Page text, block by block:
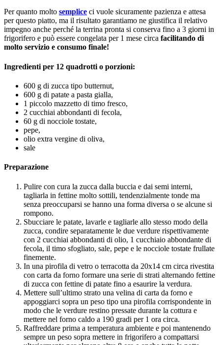
Per quanto molto semplice ci vuole sicuramente pazienza e attesa
per questo piatto, ma il risultato garantiamo ne giustifica il relativo
impegno anche perché la terrina pronta si conserva fino a 3 giorni in
frigorifero e può essere congelata per 1 mese circa facilitando di
molto servizio e consumo finale!
Ingredienti per 12 quadrotti o porzioni:
600 g di zucca tipo butternut,
600 g di patate a pasta gialla,
1 piccolo mazzetto di timo fresco,
2 cucchiai abbondanti di fecola,
60 g di nocciole tostate,
pepe,
olio extra vergine di oliva,
sale
Preparazione
Pulire con cura la zucca dalla buccia e dai semi interni,
tagliarla in fettine molto sottili, tendenzialmente tonde ma
senza preoccuparsi se hanno una forma diversa o se alcune si
rompono.
Sbucciare le patate, lavarle e tagliarle allo stesso modo della
zucca, condire separatamente le due verdure rispettivamente
con 2 cucchiai abbondanti di olio, 1 cucchiaio abbondante di
fecola, il timo sfogliato, sale, pepe e le nocciole tostate frullate
finemente.
In una pirofila di vetro o terracotta da 20x14 cm circa rivestita
con carta da forno formare una serie di strati alternando fettine
di zucca con fettine di patate fino a esaurire la verdura.
Mettere sull’ultimo strato una velina di carta da forno e
appoggiarci sopra un peso tipo una pirofila corrispondente in
modo che le verdure restino pressate durante la cottura e
mettere nel forno caldo a 190 gradi per 1 ora circa.
Raffreddare prima a temperatura ambiente e poi mantenendo
sempre un peso sopra mettere in frigorifero a compattarsi